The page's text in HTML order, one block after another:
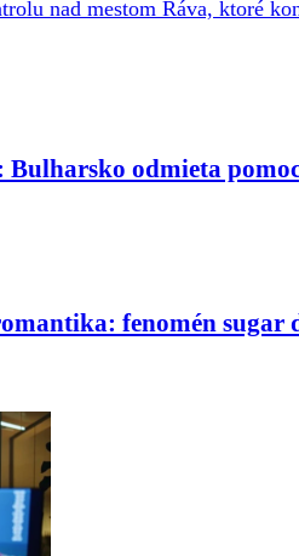
nad mestom Ráva, ktoré
odmieta
fenomén sugar